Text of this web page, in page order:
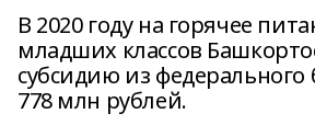
В 2020 году на горячее
младших классов
субсидию из
778 млн рублей.